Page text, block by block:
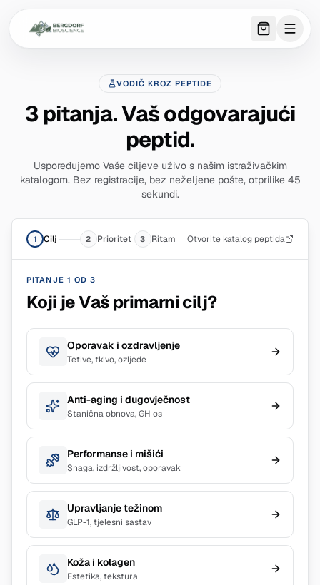
0 item
VODIČ KROZ PEPTIDE
3 pitanja. Vaš odgovarajući
peptid.
Uspoređujemo Vaše ciljeve uživo s našim istraživačkim
katalogom. Bez registracije, bez neželjene pošte, otprilike 45
sekundi.
1 Cilj 2 Prioritet 3 Ritam Otvorite katalog peptida
PITANJE 1 OD 3
Koji je Vaš primarni cilj?
Oporavak i ozdravljenje
Tetive, tkivo, ozljede
Anti-aging i dugovječnost
Stanična obnova, GH os
Performanse i mišići
Snaga, izdržljivost, oporavak
Upravljanje težinom
GLP-1, tjelesni sastav
Koža i kolagen
Estetika, tekstura